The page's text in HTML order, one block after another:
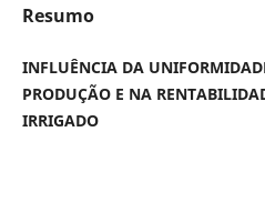
Resumo
INFLUÊNCIA DA
PRODUÇÃO E NA
IRRIGADO